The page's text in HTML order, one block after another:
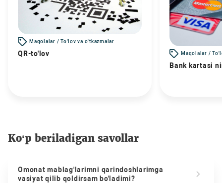
Maqolalar / To'lov va o'tkazmalar
QR-to'lov Maqolalar /
Bank kartasi
Ko‘p beriladigan savollar
Omonat mablag'larimni qarindoshlarimga
vasiyat qilib qoldirsam bo'ladimi?